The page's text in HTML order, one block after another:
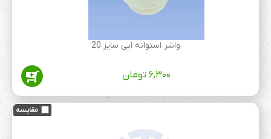
واشر استوانه ایی سایز 20
۶,۳۰۰ تومان